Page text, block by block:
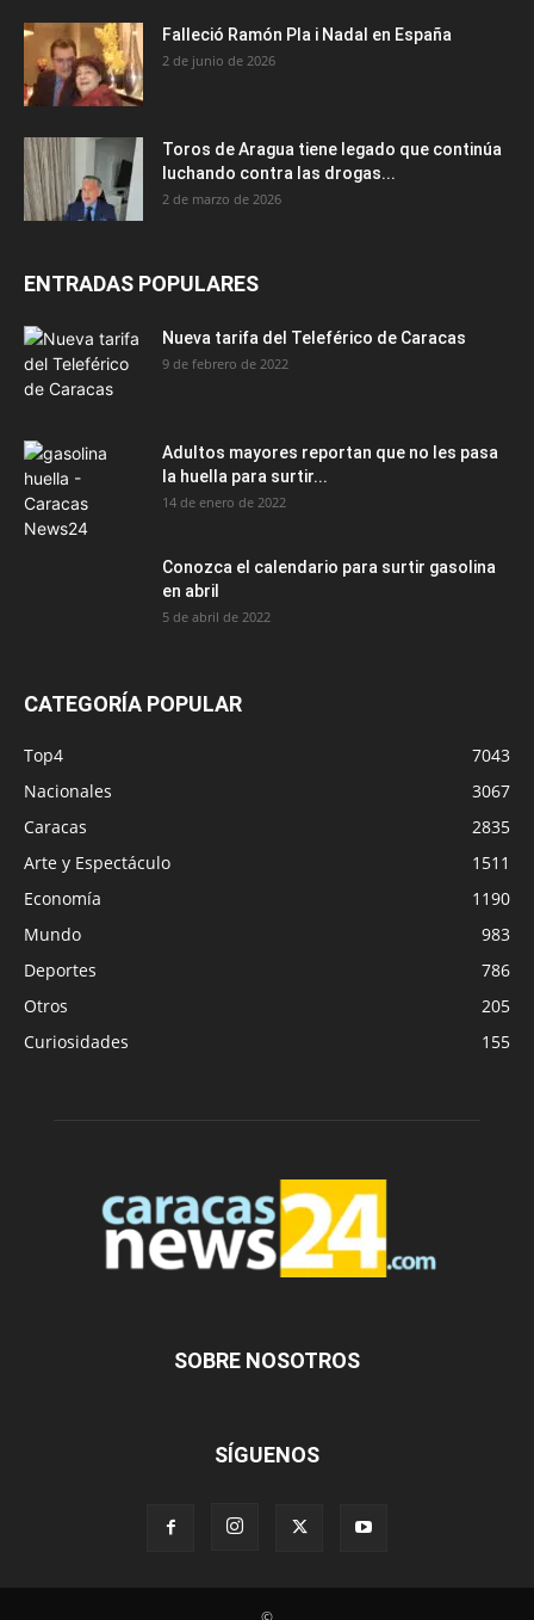
Falleció Ramón Pla i Nadal en España
2 de junio de 2026
Toros de Aragua tiene legado que continúa
luchando contra las drogas...
2 de marzo de 2026
ENTRADAS POPULARES
Nueva tarifa del Teleférico de Caracas
9 de febrero de 2022
Adultos mayores reportan que no les pasa
la huella para surtir...
14 de enero de 2022
Conozca el calendario para surtir gasolina
en abril
5 de abril de 2022
CATEGORÍA POPULAR
Top4
7043
Nacionales
3067
Caracas
2835
Arte y Espectáculo
1511
Economía
1190
Mundo
983
Deportes
786
Otros
205
Curiosidades
155
SOBRE NOSOTROS
SÍGUENOS